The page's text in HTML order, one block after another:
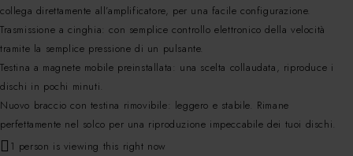
collega direttamente all’amplificatore, per una facile configurazione.
Trasmissione a cinghia: con semplice controllo elettronico della velocità
tramite la semplice pressione di un pulsante.
Testina a magnete mobile preinstallata: una scelta collaudata, riproduce i
dischi in pochi minuti.
Nuovo braccio con testina rimovibile: leggero e stabile. Rimane
perfettamente nel solco per una riproduzione impeccabile dei tuoi dischi.
1 person is viewing this right now